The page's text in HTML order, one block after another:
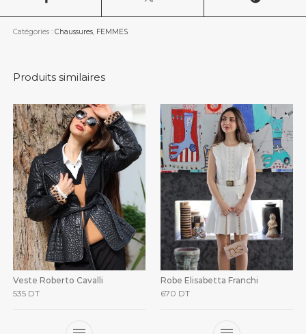
Catégories : Chaussures, FEMMES
Produits similaires
Veste Roberto Cavalli
535 DT
Robe Elisabetta Franchi
670 DT